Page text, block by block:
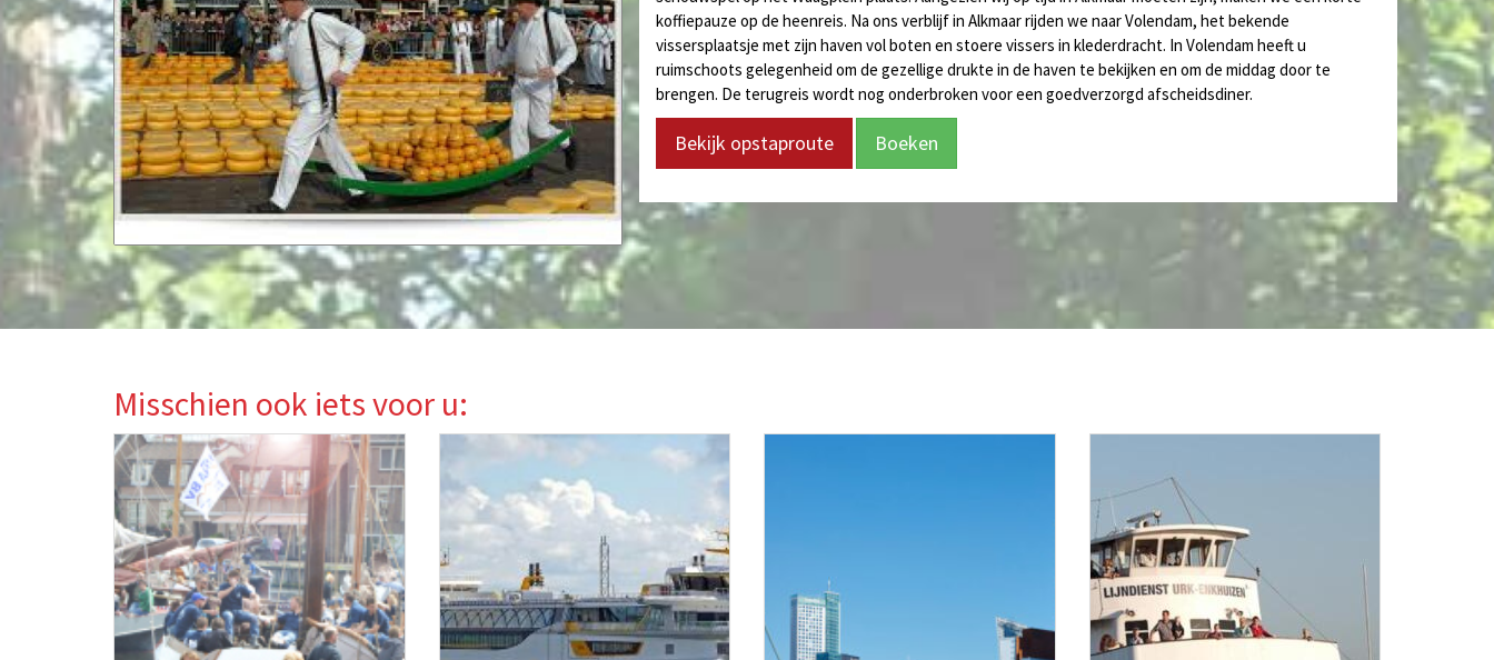
koffiepauze op de heenreis. Na ons verblijf in Alkmaar rijden we naar Volendam, het bekende
vissersplaatsje met zijn haven vol boten en stoere vissers in klederdracht. In Volendam heeft u
ruimschoots gelegenheid om de gezellige drukte in de haven te bekijken en om de middag door te
brengen. De terugreis wordt nog onderbroken voor een goedverzorgd afscheidsdiner.
Bekijk opstaproute Boeken
Misschien ook iets voor u: